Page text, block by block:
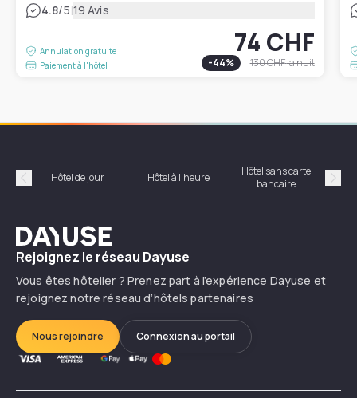
4.8/5|19 Avis
Annulation gratuite
Paiement à l'hôtel
74 CHF
-44% 130 CHFla nuit
Précédent
Hôtel de jour Hôtel à l'heure
Hôtel sans carte
bancaire
Dayuse
Rejoignez le réseau Dayuse
Vous êtes hôtelier ? Prenez part à l’expérience Dayuse et
rejoignez notre réseau d’hôtels partenaires
Nous rejoindre Connexion au portail